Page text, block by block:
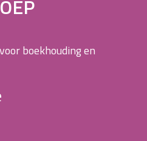
boekhouding en